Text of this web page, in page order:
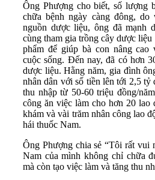
Ông Phượng cho biết, số lượng
chữa bệnh ngày càng đông,
nguồn dược liệu, ông đã mạnh
cùng tham gia trồng cây dược liệu
phẩm để giúp bà con nâng cao
cuộc sống. Đến nay, đã có hơn
dược liệu. Hằng năm, gia đình
nhân dân với số tiền lên tới 2,5
thu nhập từ 50-60 triệu đồng/
công ăn việc làm cho hơn 20 lao
khám và vài trăm nhân công lao
hái thuốc Nam.
Ông Phượng chia sẻ “Tôi rất vui
Nam của mình không chỉ chữa
mà còn tạo việc làm và tăng thu